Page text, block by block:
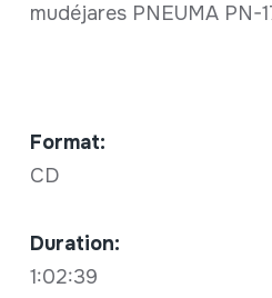
mudéjares PNEUMA PN-
Format:
CD
Duration:
1:02:39